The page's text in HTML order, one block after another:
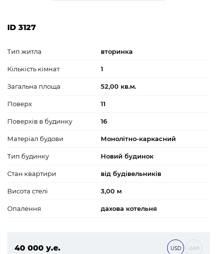
ID 3127
Тип житла вторинка
Кількість кімнат 1
Загальна площа 52,00 кв.м.
Поверх 11
Поверхів в будинку 16
Матеріал будови Монолітно-каркасний
Тип будинку Новий будинок
Стан квартири від будівельників
Висота стелі 3,00 м
Опалення дахова котельня
40 000 у.е.
USD UAH